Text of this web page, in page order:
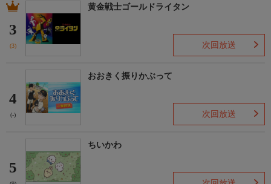
3
(3)
黄金戦士ゴールドライタン
次回放送
4
(-)
おおきく振りかぶって
次回放送
5
ちいかわ